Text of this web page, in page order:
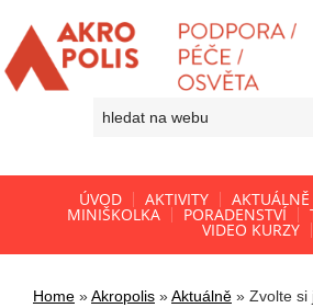
ÚVOD AKTIVITY AKTUÁLNĚ
MINIŠKOLKA PORADENSTVÍ
VIDEO KURZY
Home »Akropolis »Aktuálně » Zvolte si